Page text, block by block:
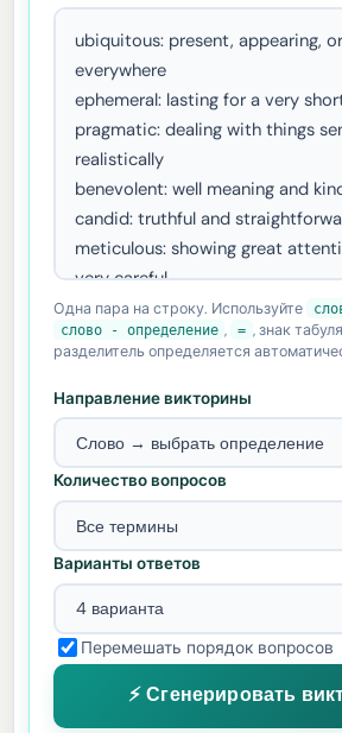
Одна пара на строку. Используйте
слово - определение , = , знак
разделитель определяется
Направление викторины
Количество вопросов
Варианты ответов
Перемешать порядок вопросов
⚡ Сгенерировать